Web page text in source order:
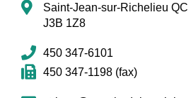
Saint-Jean-sur-Richelieu QC
J3B 1Z8
450 347-6101
450 347-1198 (fax)